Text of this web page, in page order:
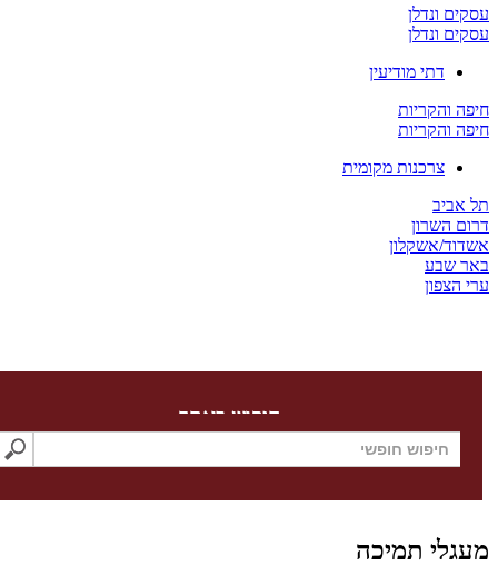
ונדלן
ונדלן
דתי מודיעין
צרכנות מקומית
אשקלון
חיפוש באתר
תמיכה